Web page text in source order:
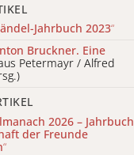
Jahrbuch 2023“
Bruckner. Eine
Petermayr / Alfred
2026 – Jahrbuch
der Freunde
“